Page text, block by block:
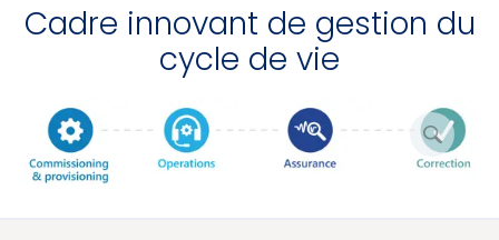
Cadre innovant de gestion du
cycle de vie
l'image